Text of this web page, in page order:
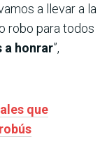
a llevar a la
robo para todos
a honrar”,
que